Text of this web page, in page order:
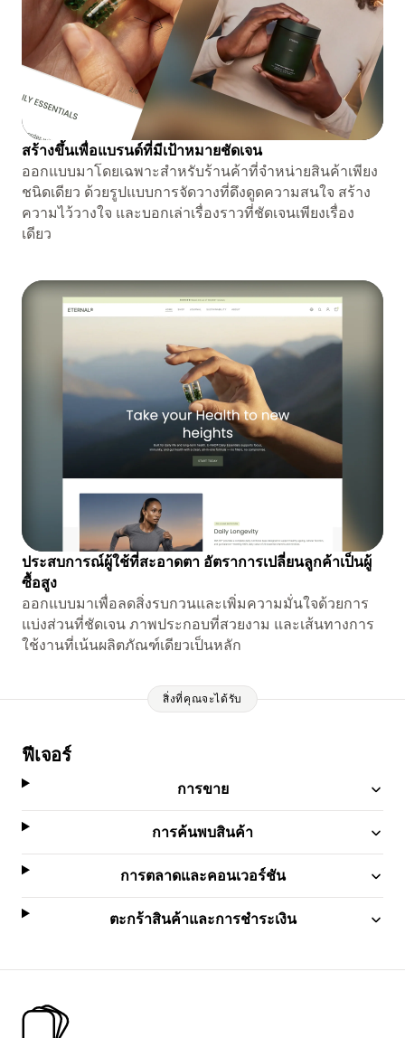
สร้างขึ้นเพื่อแบรนด์ที่มีเป้าหมายชัดเจน
ออกแบบมาโดยเฉพาะสำหรับร้านค้าที่จำหน่ายสินค้าเพียง
ชนิดเดียว ด้วยรูปแบบการจัดวางที่ดึงดูดความสนใจ สร้าง
ความไว้วางใจ และบอกเล่าเรื่องราวที่ชัดเจนเพียงเรื่อง
เดียว
ประสบการณ์ผู้ใช้ที่สะอาดตา อัตราการเปลี่ยนลูกค้าเป็นผู้
ซื้อสูง
ออกแบบมาเพื่อลดสิ่งรบกวนและเพิ่มความมั่นใจด้วยการ
แบ่งส่วนที่ชัดเจน ภาพประกอบที่สวยงาม และเส้นทางการ
ใช้งานที่เน้นผลิตภัณฑ์เดียวเป็นหลัก
สิ่งที่คุณจะได้รับ
ฟีเจอร์
การขาย
การค้นพบสินค้า
การตลาดและคอนเวอร์ชัน
ตะกร้าสินค้าและการชำระเงิน